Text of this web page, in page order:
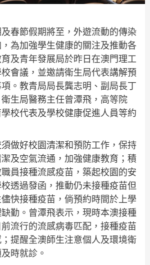
春節假期將至，外遊流動的傳染
為加強學生健康的關注及推動各
及青年發展局於昨日在澳門理工
會議，並邀請衛生局代表講解預
。教青局局長龔志明、副局長丁
生局醫務主任曾潭飛，高等院
校代表及學校健康促進人員等約
做好校園清潔和預防工作，保持
及空氣流通，加強健康教育；積
員接種流感疫苗，築起校園的安
透過發函，推動仍未接種疫苗但
快接種疫苗，倘預約時間於上學
勤。曾潭飛表示，現時本澳接種
流行的流感病毒匹配，接種疫苗
提醒全澳師生注意個人及環境衛
時就診。